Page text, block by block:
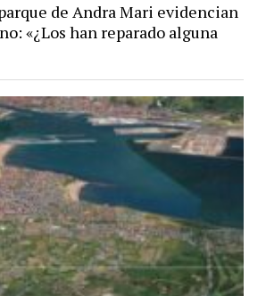
de Andra Mari evidencian
«¿Los han reparado alguna